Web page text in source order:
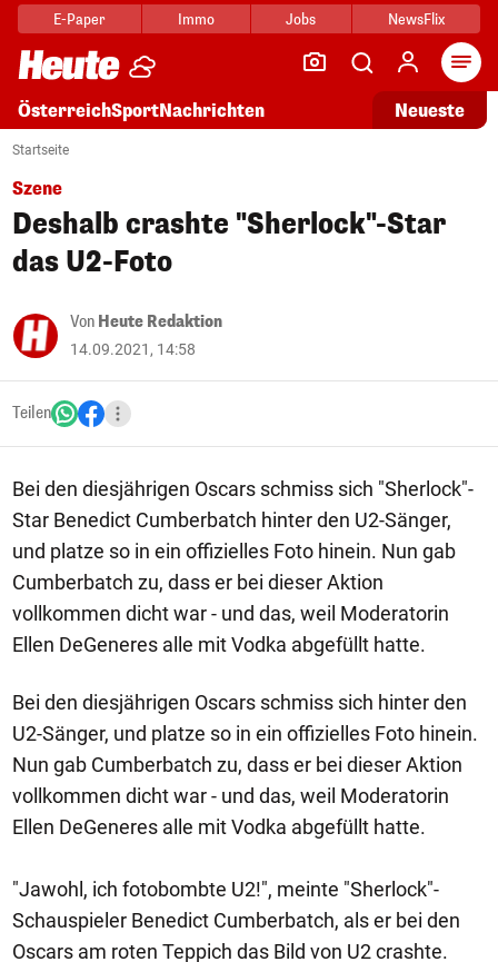
E-Paper Immo Jobs NewsFlix
ÖsterreichSportNachrichten Neueste
Startseite
Szene
Deshalb crashte "Sherlock"-Star
das U2-Foto
Von Heute Redaktion
14.09.2021, 14:58
Teilen
Bei den diesjährigen Oscars schmiss sich "Sherlock"-
Star Benedict Cumberbatch hinter den U2-Sänger,
und platze so in ein offizielles Foto hinein. Nun gab
Cumberbatch zu, dass er bei dieser Aktion
vollkommen dicht war - und das, weil Moderatorin
Ellen DeGeneres alle mit Vodka abgefüllt hatte.
Bei den diesjährigen Oscars schmiss sich hinter den
U2-Sänger, und platze so in ein offizielles Foto hinein.
Nun gab Cumberbatch zu, dass er bei dieser Aktion
vollkommen dicht war - und das, weil Moderatorin
Ellen DeGeneres alle mit Vodka abgefüllt hatte.
"Jawohl, ich fotobombte U2!", meinte "Sherlock"-
Schauspieler Benedict Cumberbatch, als er bei den
Oscars am roten Teppich das Bild von U2 crashte.